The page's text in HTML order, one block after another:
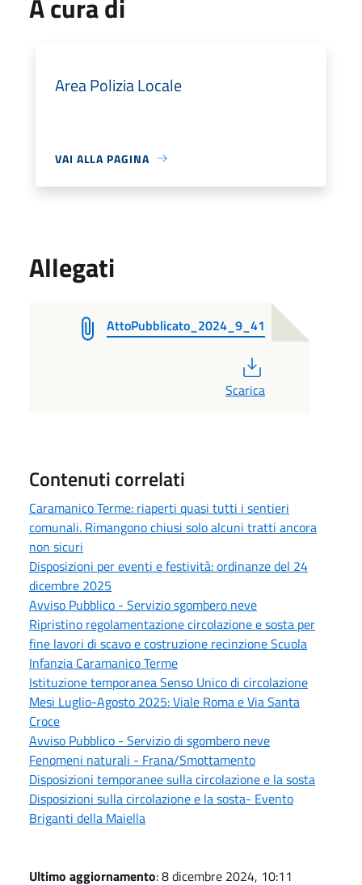
A cura di
Area Polizia Locale
VAI ALLA PAGINA
Allegati
AttoPubblicato_2024_9_41
Scarica
Contenuti correlati
Caramanico Terme: riaperti quasi tutti i sentieri
comunali. Rimangono chiusi solo alcuni tratti ancora
non sicuri
Disposizioni per eventi e festività: ordinanze del 24
dicembre 2025
Avviso Pubblico - Servizio sgombero neve
Ripristino regolamentazione circolazione e sosta per
fine lavori di scavo e costruzione recinzione Scuola
Infanzia Caramanico Terme
Istituzione temporanea Senso Unico di circolazione
Mesi Luglio-Agosto 2025: Viale Roma e Via Santa
Croce
Avviso Pubblico - Servizio di sgombero neve
Fenomeni naturali - Frana/Smottamento
Disposizioni temporanee sulla circolazione e la sosta
Disposizioni sulla circolazione e la sosta- Evento
Briganti della Maiella
Ultimo aggiornamento: 8 dicembre 2024, 10:11